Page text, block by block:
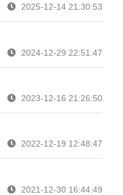
2025-12-14 21:30:53
2024-12-29 22:51:47
2023-12-16 21:26:50
2022-12-19 12:48:47
2021-12-30 16:44:49